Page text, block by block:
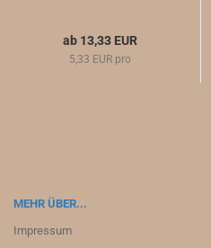
ab 13,33 EUR
5,33 EUR pro
MEHR ÜBER...
Impressum